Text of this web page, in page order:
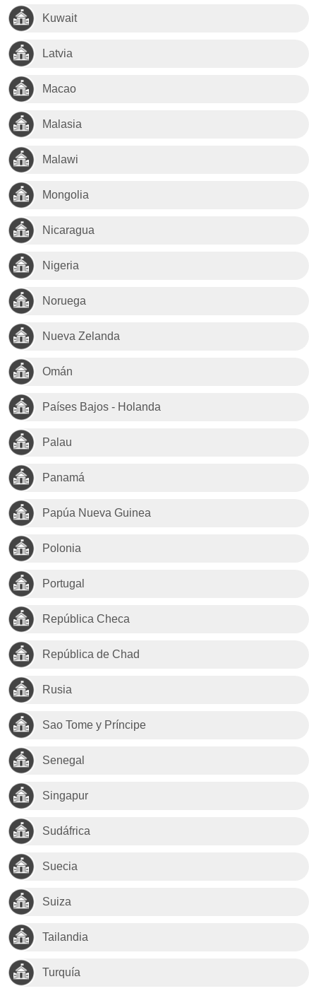
Kuwait
Latvia
Macao
Malasia
Malawi
Mongolia
Nicaragua
Nigeria
Noruega
Nueva Zelanda
Omán
Países Bajos - Holanda
Palau
Panamá
Papúa Nueva Guinea
Polonia
Portugal
República Checa
República de Chad
Rusia
Sao Tome y Príncipe
Senegal
Singapur
Sudáfrica
Suecia
Suiza
Tailandia
Turquía